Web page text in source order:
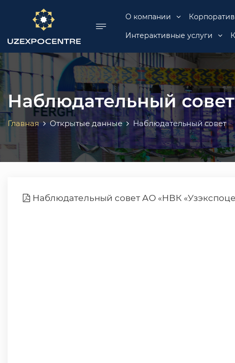
menu О компании
Интерактивные услуги
Наблюдательный совет
Главная Открытые данные Наблюдательный совет
Наблюдательный совет АО «НВК